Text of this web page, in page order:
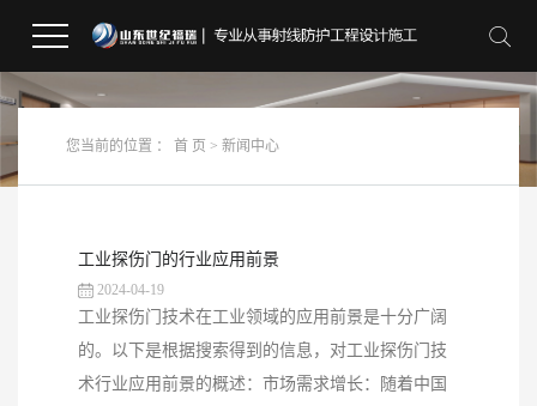
您当前的位置 ： 首 页 > 新闻中心
工业探伤门的行业应用前景
2024-04-19
工业探伤门技术在工业领域的应用前景是十分广阔
的。以下是根据搜索得到的信息，对工业探伤门技
术行业应用前景的概述：市场需求增长：随着中国